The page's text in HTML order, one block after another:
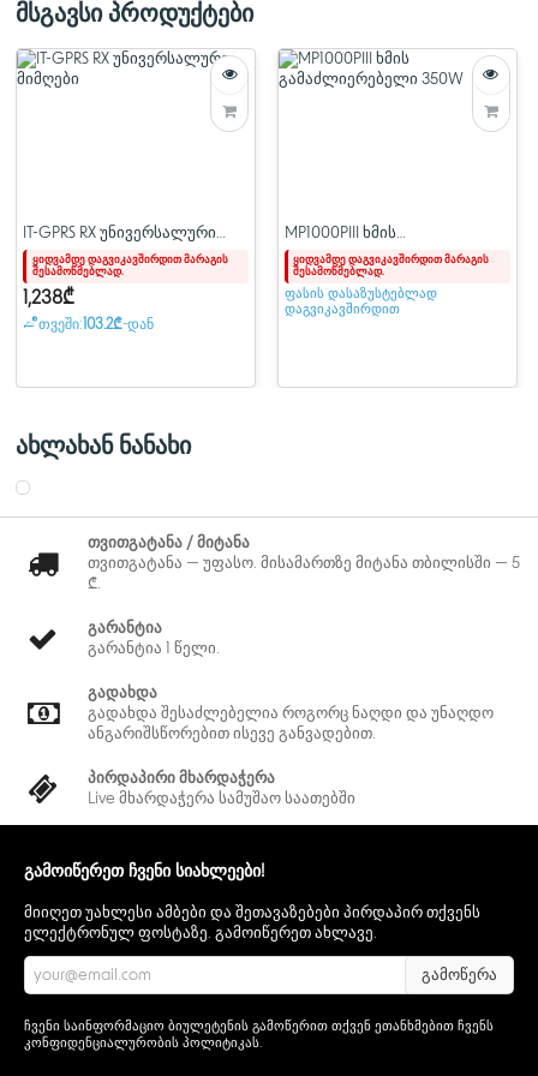
გაყვანილობის სიგრძე
ზომები (L x W x H)
წონა
მსგავსი პროდუქტები
IT-GPRS RX უნივერსალური
მიმღები
ყიდვამდე დაგვიკავშირდით მარაგის
შესამოწმებლად.
1,238₾
თვეში: 103.2₾-დან
MP1000PIII ხმის
გამაძლიერებელი 350W
ყიდვამდე დაგვიკავშირდით მარაგის
შესამოწმებლად.
ფასის დასაზუსტებლად
დაგვიკავშირდით
ახლახან ნანახი
თვითგატანა / მიტანა
თვითგატანა — უფასო. მისამართზე მიტანა თბილისში — 5
₾.
გარანტია
გარანტია 1 წელი.
გადახდა
გადახდა შესაძლებელია როგორც ნაღდი და უნაღდო
ანგარიშსწორებით ისევე განვადებით.
პირდაპირი მხარდაჭერა
Live მხარდაჭერა სამუშაო საათებში
გამოიწერეთ ჩვენი სიახლეები!
მიიღეთ უახლესი ამბები და შეთავაზებები პირდაპირ თქვენს
ელექტრონულ ფოსტაზე. გამოიწერეთ ახლავე.
გამოწერა
ჩვენი საინფორმაციო ბიულეტენის გამოწერით თქვენ ეთანხმებით ჩვენს
კონფიდენციალურობის პოლიტიკას